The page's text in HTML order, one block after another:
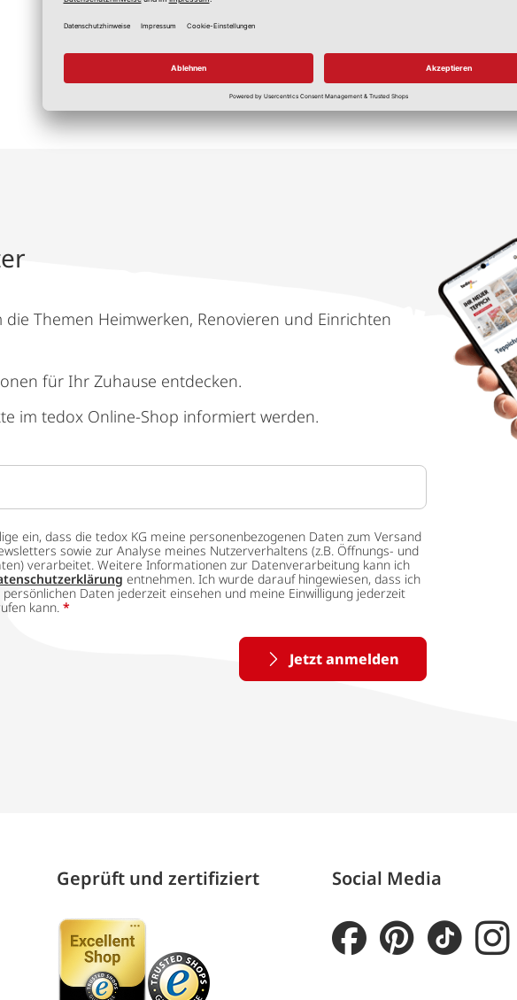
*Alle Preise in Euro, inkl. gesetzlicher Mehrwertsteuer, zzgl.
Themen Heimwerken, Renovieren und Einrichten
für Ihr Zuhause entdecken.
im tedox Online-Shop informiert werden.
ein, dass die tedox KG meine personenbezogenen Daten zum Versand
sowie zur Analyse meines Nutzerverhaltens (z.B. Öffnungs- und
verarbeitet. Weitere Informationen zur Datenverarbeitung kann ich
entnehmen. Ich wurde darauf hingewiesen, dass ich
persönlichen Daten jederzeit einsehen und meine Einwilligung jederzeit
kann. *
Jetzt anmelden
Geprüft und zertifiziert Social Media